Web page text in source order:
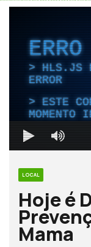
HLS.JS
ERROR
ESTE
MOMENTO
LOCAL
Hoje é
Mama